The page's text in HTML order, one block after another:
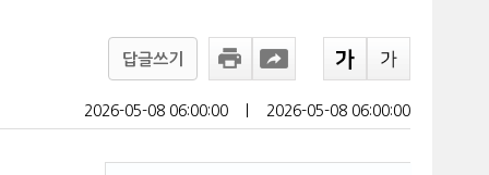
답글쓰기
2026-05-08 06:00:00 2026-05-08 06:00:00